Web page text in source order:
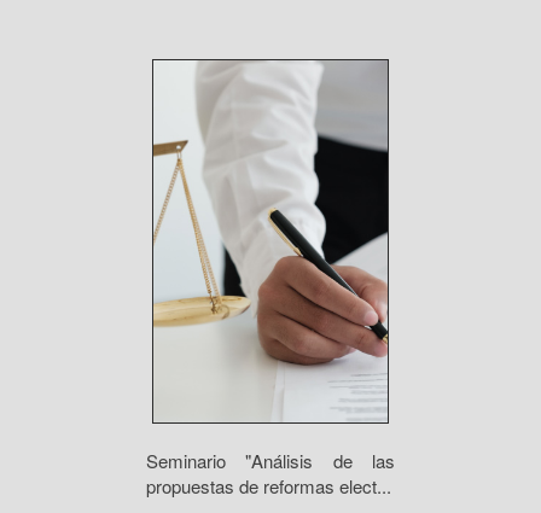
Seminario "Análisis de las
propuestas de reformas elect...